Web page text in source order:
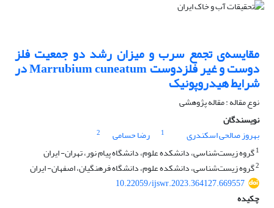
مقایسه‌ی تجمع سرب و میزان رشد دو جمعیت فلز
دوست و غیر فلزدوست Marrubium cuneatum در
شرایط هیدروپونیک
نوع مقاله : مقاله پژوهشی
نویسندگان
بهروز صالحی اسکندری
1 رضا حسامی
2
1گروه زیست‌شناسی، دانشکده علوم، دانشگاه پیام نور، تهران- ایران
2گروه زیست‌شناسی، دانشکده علوم، دانشگاه فرهنگیان، اصفهان- ایران
10.22059/ijswr.2023.364127.669557
چکیده